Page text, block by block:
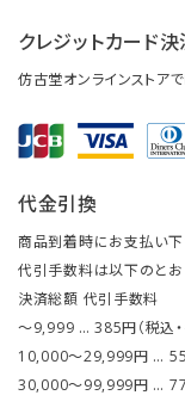
クレジットカード決
仿古堂オンラインストア
代金引換
商品到着時にお支払い下
代引手数料は以下のとお
決済総額 代引手数料
～9,999 … 385円（税込・
10,000～29,999円 …
30,000～99,999円 … 770